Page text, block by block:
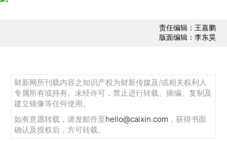
责任编辑：王嘉鹏
版面编辑：李东昊
财新网所刊载内容之知识产权为财新传媒及/或相关权利人
专属所有或持有。未经许可，禁止进行转载、摘编、复制及
建立镜像等任何使用。
如有意愿转载，请发邮件至hello@caixin.com ，获得书面
确认及授权后，方可转载。